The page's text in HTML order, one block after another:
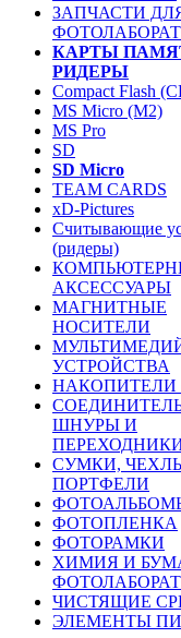
ЗАПЧАСТИ
КАРТЫ
РИДЕРЫ
Compact Flash
MS Micro (M2)
MS Pro
SD
SD Micro
TEAM CARDS
xD-Pictures
Считывающие
(ридеры)
АКСЕССУАРЫ
МАГНИТНЫЕ
НОСИТЕЛИ
УСТРОЙСТВА
НАКОПИТЕЛИ
ШНУРЫ И
СУМКИ,
ПОРТФЕЛИ
ФОТОПЛЕНКА
ФОТОРАМКИ
ХИМИЯ И
ЧИСТЯЩИЕ
ЭЛЕМЕНТЫ